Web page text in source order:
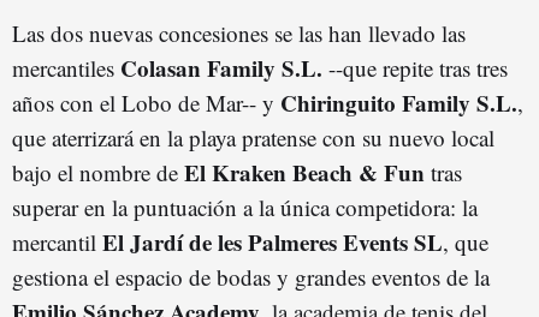
Las dos nuevas concesiones se las han llevado las
mercantiles Colasan Family S.L. --que repite tras tres
años con el Lobo de Mar-- y Chiringuito Family S.L.,
que aterrizará en la playa pratense con su nuevo local
bajo el nombre de El Kraken Beach & Fun tras
superar en la puntuación a la única competidora: la
mercantil El Jardí de les Palmeres Events SL, que
gestiona el espacio de bodas y grandes eventos de la